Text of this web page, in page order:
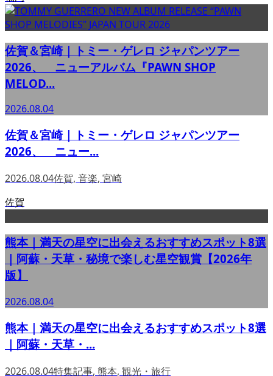
佐賀＆宮崎｜トミー・ゲレロ ジャパンツアー
2026、 ニューアルバム『PAWN SHOP
MELOD...
2026.08.04
佐賀＆宮崎｜トミー・ゲレロ ジャパンツアー
2026、 ニュー...
2026.08.04佐賀, 音楽, 宮崎
佐賀
熊本｜満天の星空に出会えるおすすめスポット8選
｜阿蘇・天草・秘境で楽しむ星空観賞【2026年
版】
2026.08.04
熊本｜満天の星空に出会えるおすすめスポット8選
｜阿蘇・天草・...
2026.08.04特集記事, 熊本, 観光・旅行